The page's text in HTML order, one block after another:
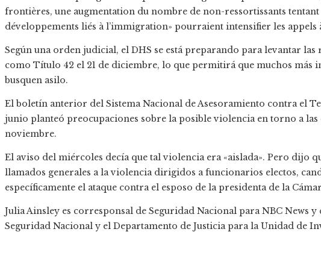
frontières, une augmentation du nombre de non-ressortissants tentant
développements liés à l’immigration» pourraient intensifier les appels
Según una orden judicial, el DHS se está preparando para levantar
como Título 42 el 21 de diciembre, lo que permitirá que muchos más
busquen asilo.
El boletín anterior del Sistema Nacional de Asesoramiento contra el
junio planteó preocupaciones sobre la posible violencia en torno a las
noviembre.
El aviso del miércoles decía que tal violencia era «aislada». Pero dijo
llamados generales a la violencia dirigidos a funcionarios electos,
específicamente el ataque contra el esposo de la presidenta de la
Julia Ainsley es corresponsal de Seguridad Nacional para NBC News
Seguridad Nacional y el Departamento de Justicia para la Unidad de